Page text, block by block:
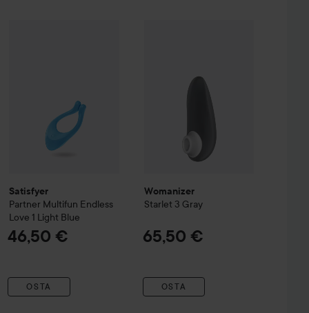
Satisfyer
Partner Multifun Endless
Love 1 Light Blue
46,50 €
OSTA
Womanizer
Starlet 3 Gray
65,50 €
OSTA